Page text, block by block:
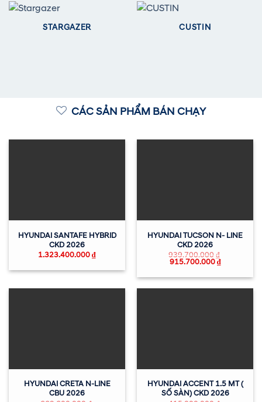
STARGAZER CUSTIN
CÁC SẢN PHẨM BÁN CHẠY
HYUNDAI SANTAFE HYBRID
CKD 2026
1.323.400.000₫
HYUNDAI TUCSON N- LINE
CKD 2026
939.700.000 ₫
915.700.000₫
HYUNDAI CRETA N-LINE
CBU 2026
HYUNDAI ACCENT 1.5 MT (
SỐ SÀN) CKD 2026